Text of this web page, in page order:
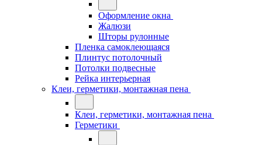
Оформление окна
Жалюзи
Шторы рулонные
Пленка самоклеющаяся
Плинтус потолочный
Потолки подвесные
Рейка интерьерная
Клеи, герметики, монтажная пена
Клеи, герметики, монтажная пена
Герметики